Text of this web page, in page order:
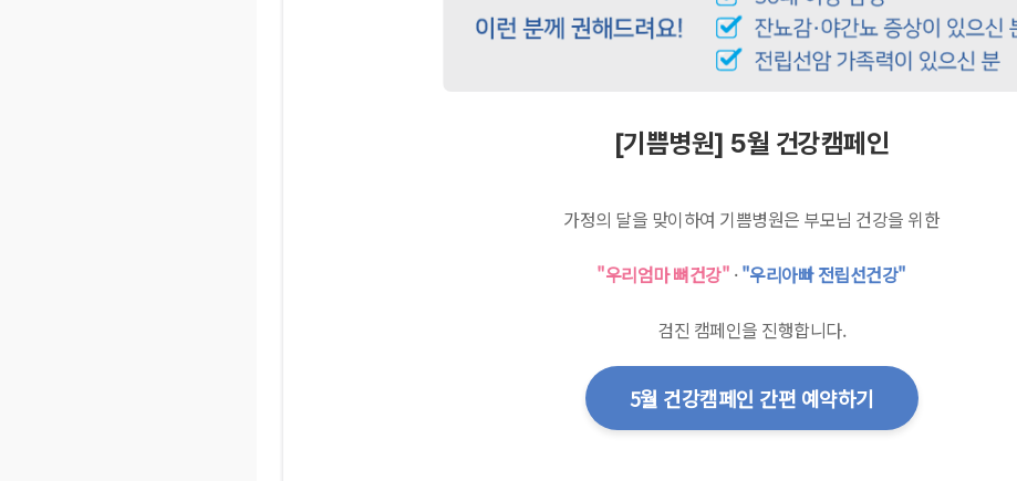
[기쁨병원] 5월 건강캠페인
가정의 달을 맞이하여 기쁨병원은 부모님 건강을 위한
"우리엄마 뼈건강" ·"우리아빠 전립선건강"
검진 캠페인을 진행합니다.
5월 건강캠페인 간편 예약하기